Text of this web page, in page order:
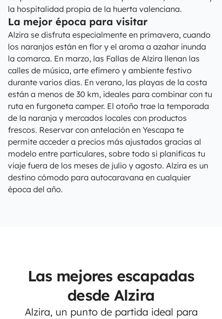
la hospitalidad propia de la huerta valenciana.
La mejor época para visitar
Alzira se disfruta especialmente en primavera, cuando
los naranjos están en flor y el aroma a azahar inunda
la comarca. En marzo, las Fallas de Alzira llenan las
calles de música, arte efímero y ambiente festivo
durante varios días. En verano, las playas de la costa
están a menos de 30 km, ideales para combinar con tu
ruta en furgoneta camper. El otoño trae la temporada
de la naranja y mercados locales con productos
frescos. Reservar con antelación en Yescapa te
permite acceder a precios más ajustados gracias al
modelo entre particulares, sobre todo si planificas tu
viaje fuera de los meses de julio y agosto. Alzira es un
destino cómodo para autocaravana en cualquier
época del año.
Las mejores escapadas
desde Alzira
Alzira, un punto de partida ideal para